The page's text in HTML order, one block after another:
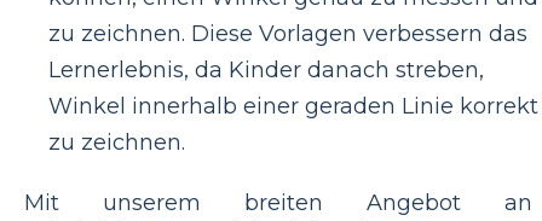
zu zeichnen. Diese Vorlagen verbessern das
Lernerlebnis, da Kinder danach streben,
Winkel innerhalb einer geraden Linie korrekt
zu zeichnen.
Mit unserem breiten Angebot an